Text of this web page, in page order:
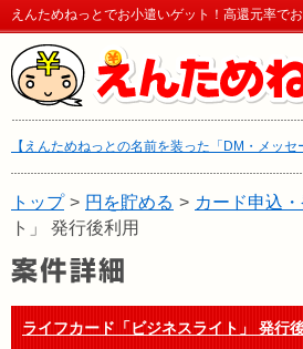
えんためねっとでお小遣いゲット！高還元率で
【えんためねっとの名前を装った「DM・メッ
トップ > 円を貯める > カード申込
ト」 発行後利用
ライフカード「ビジネスライト」 発行